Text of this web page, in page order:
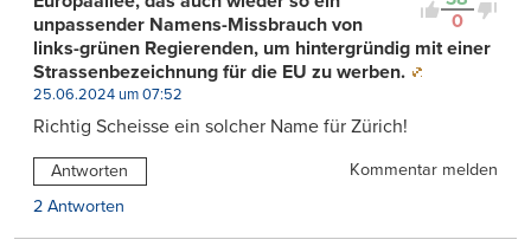
0
unpassender Namens-Missbrauch von
links-grünen Regierenden, um hintergründig mit einer
Strassenbezeichnung für die EU zu werben.
25.06.2024 um 07:52
Richtig Scheisse ein solcher Name für Zürich!
Antworten
Kommentar melden
2 Antworten